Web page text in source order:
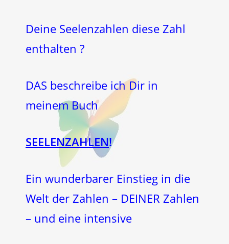
Deine Seelenzahlen diese Zahl
enthalten ?
DAS beschreibe ich Dir in
meinem Buch
SEELENZAHLEN!
Ein wunderbarer Einstieg in die
Welt der Zahlen – DEINER Zahlen
– und eine intensive